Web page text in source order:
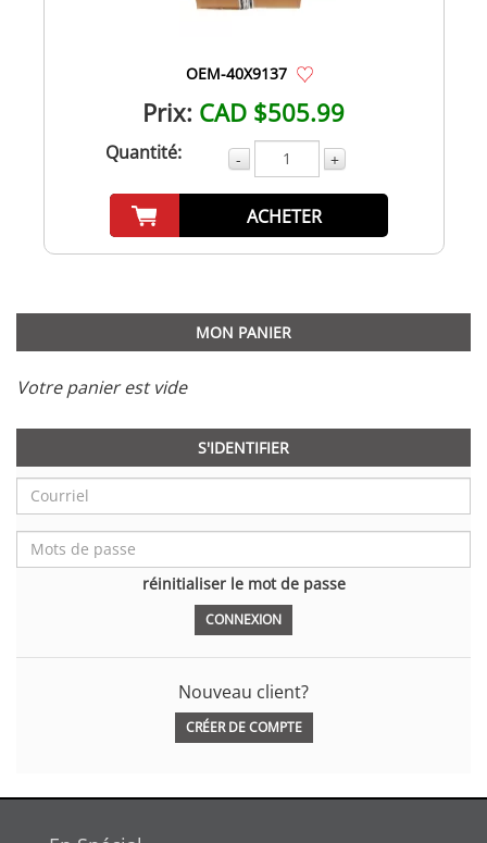
OEM-40X9137
Prix: CAD $505.99
Quantité: - +
ACHETER
MON PANIER
Votre panier est vide
S'IDENTIFIER
réinitialiser le mot de passe
Nouveau client?
CRÉER DE COMPTE